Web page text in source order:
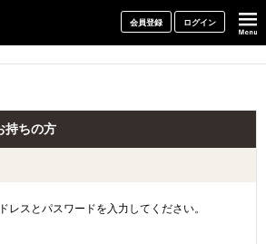
会員登録 ログイン
持ちの方
レスとパスワードを入力してください。